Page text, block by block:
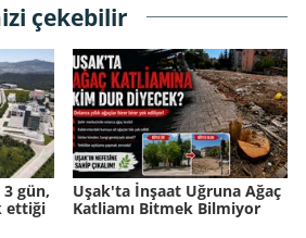
çekebilir
gün,
ettiği
Uşak'ta İnşaat Uğruna Ağaç
Katliamı Bitmek Bilmiyor